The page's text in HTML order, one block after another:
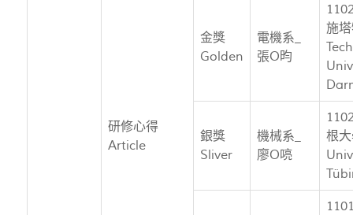
研修心得
Article
金獎
Golden
電機系_
張O昀
施
銀獎
Sliver
機械系_
廖O喨
根